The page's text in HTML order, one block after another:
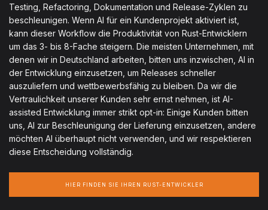
Testing, Refactoring, Dokumentation und Release-Zyklen zu
beschleunigen. Wenn AI für ein Kundenprojekt aktiviert ist,
kann dieser Workflow die Produktivität von Rust-Entwicklern
um das 3- bis 8-Fache steigern. Die meisten Unternehmen, mit
denen wir in Deutschland arbeiten, bitten uns inzwischen, AI in
der Entwicklung einzusetzen, um Releases schneller
auszuliefern und wettbewerbsfähig zu bleiben. Da wir die
Vertraulichkeit unserer Kunden sehr ernst nehmen, ist AI-
assisted Entwicklung immer strikt opt-in: Einige Kunden bitten
uns, AI zur Beschleunigung der Lieferung einzusetzen, andere
möchten AI überhaupt nicht verwenden, und wir respektieren
diese Entscheidung vollständig.
HIER FINDEN SIE IHREN RUST-ENTWICKLER